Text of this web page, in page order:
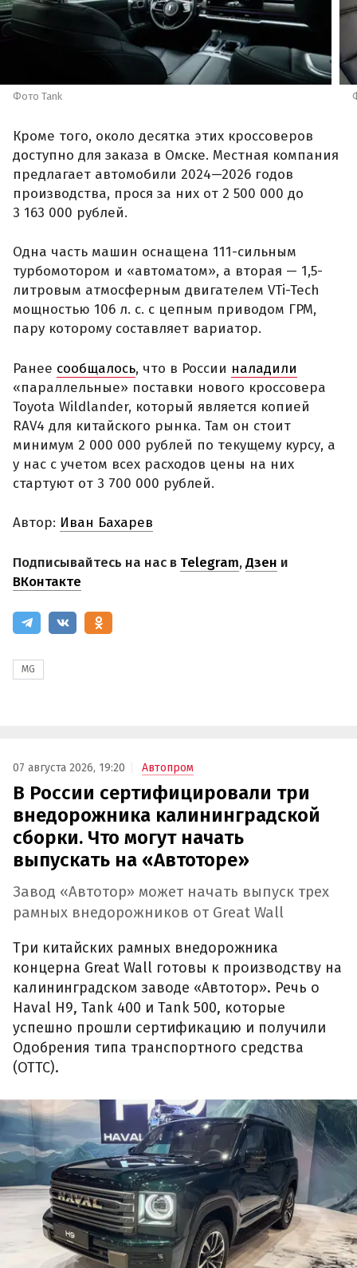
Фото Tank
Кроме того, около десятка этих кроссоверов
доступно для заказа в Омске. Местная компания
предлагает автомобили 2024—2026 годов
производства, прося за них от 2 500 000 до
3 163 000 рублей.
Одна часть машин оснащена 111-сильным
турбомотором и «автоматом», а вторая — 1,5-
литровым атмосферным двигателем VTi-Tech
мощностью 106 л. с. с цепным приводом ГРМ,
пару которому составляет вариатор.
Ранее сообщалось, что в России наладили
«параллельные» поставки нового кроссовера
Toyota Wildlander, который является копией
RAV4 для китайского рынка. Там он стоит
минимум 2 000 000 рублей по текущему курсу, а
у нас с учетом всех расходов цены на них
стартуют от 3 700 000 рублей.
Автор: Иван Бахарев
Подписывайтесь на нас в Telegram,Дзен и
ВКонтакте
MG
07 августа 2026, 19:20 Автопром
В России сертифицировали три
внедорожника калининградской
сборки. Что могут начать
выпускать на «Автоторе»
Завод «Автотор» может начать выпуск трех
рамных внедорожников от Great Wall
Три китайских рамных внедорожника
концерна Great Wall готовы к производству на
калининградском заводе «Автотор». Речь о
Haval H9, Tank 400 и Tank 500, которые
успешно прошли сертификацию и получили
Одобрения типа транспортного средства
(ОТТС).